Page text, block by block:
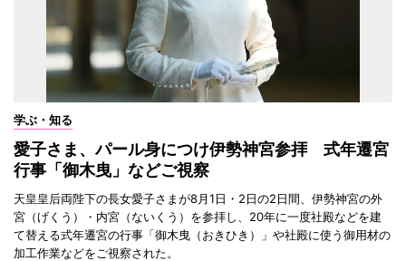
学ぶ・知る
愛子さま、パール身につけ伊勢神宮参拝 式年遷宮
行事「御木曳」などご視察
天皇皇后両陛下の長女愛子さまが8月1日・2日の2日間、伊勢神宮の外
宮（げくう）・内宮（ないくう）を参拝し、20年に一度社殿などを建
て替える式年遷宮の行事「御木曳（おきひき）」や社殿に使う御用材の
加工作業などをご視察された。